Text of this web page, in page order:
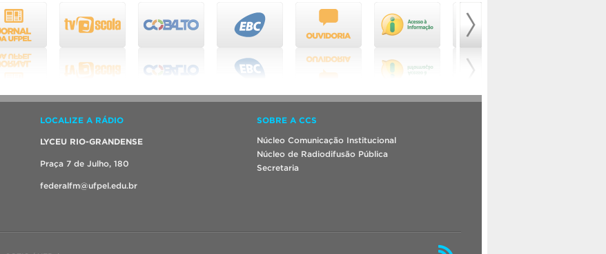
LOCALIZE A RÁDIO
LYCEU RIO-GRANDENSE
Praça 7 de Julho, 180
federalfm@ufpel.edu.br
SOBRE A CCS
Núcleo Comunicação Institucional
Núcleo de Radiodifusão Pública
Secretaria